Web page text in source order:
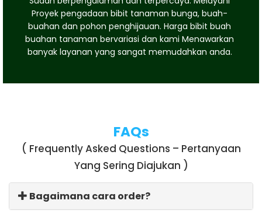
Proyek pengadaan bibit tanaman bunga, buah-
buahan dan pohon penghijauan. Harga bibit buah
buahan tanaman bervariasi dan kami Menawarkan
banyak layanan yang sangat memudahkan anda.
FAQs
( Frequently Asked Questions – Pertanyaan
Yang Sering Diajukan )
Bagaimana cara order?